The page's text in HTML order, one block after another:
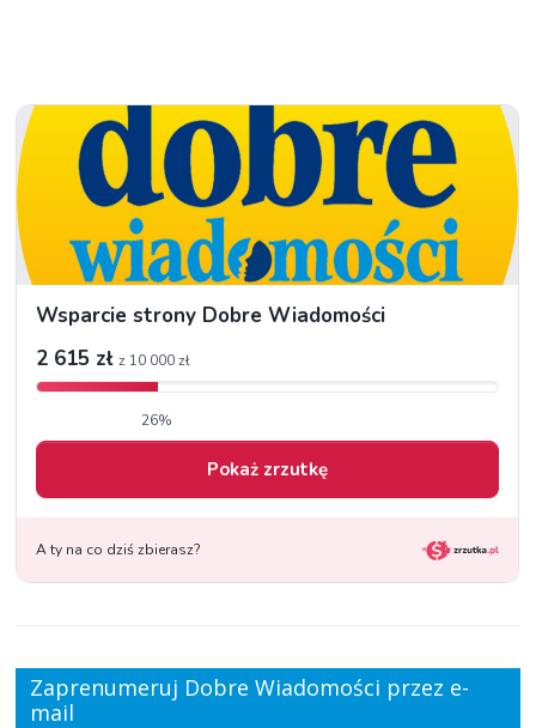
Zaprenumeruj Dobre Wiadomości przez e-
mail